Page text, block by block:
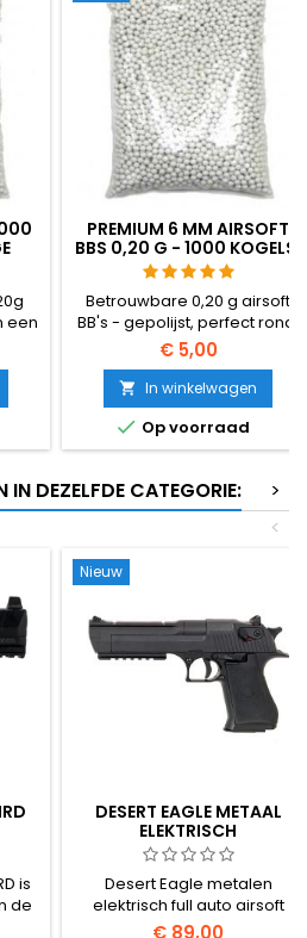
een
PREMIUM 6 MM AIRSOFT
BBS 0,20 G - 1000 KOGELS,
NO-JAM, RECHT
SCHIETEND
Betrouwbare 0,20 g airsoft
BB's - gepolijst, perfect rond,
betrouwbare toevoer door
elke hop-up. 1000 patronen
voor hi-caps, gasgranaten
en standaard magazijnen.
Geen blokkeergarantie, recht
schieten.
€ 5,00
 In winkelwagen
 Op voorraad
IN DEZELFDE CATEGORIE:
>
<
is
de
Nieuw
DESERT EAGLE METAAL
ELEKTRISCH
VOLAUTOMATISCH
Desert Eagle metalen
elektrisch full auto airsoft
pistool Cyma CM.121
€ 89,00